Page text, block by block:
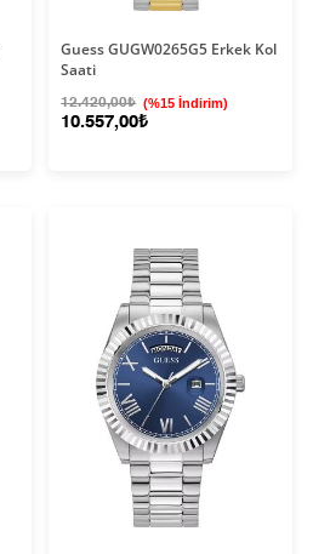
Guess GUGW0265G5 Erkek Kol
Saati
12.420,00₺ (%15 İndirim)
10.557,00₺